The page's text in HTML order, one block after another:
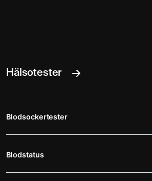
Hälsotester
Blodsockertester
Blodstatus